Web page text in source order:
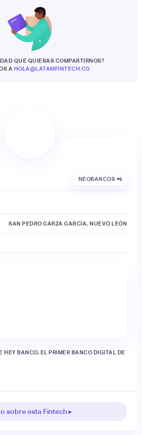
QUE QUIERAS COMPARTIRNOS?
A HOLA@LATAMFINTECH.CO
NEOBANCOS 📲
SAN PEDRO GARZA GARCÍA, NUEVO LEÓN
HEY BANCO, EL PRIMER BANCO DIGITAL DE
sobre esta Fintech ▸